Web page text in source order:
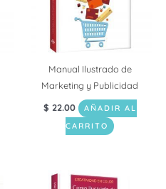
Manual Ilustrado de
Marketing y Publicidad
$ 22.00
AÑADIR AL
CARRITO